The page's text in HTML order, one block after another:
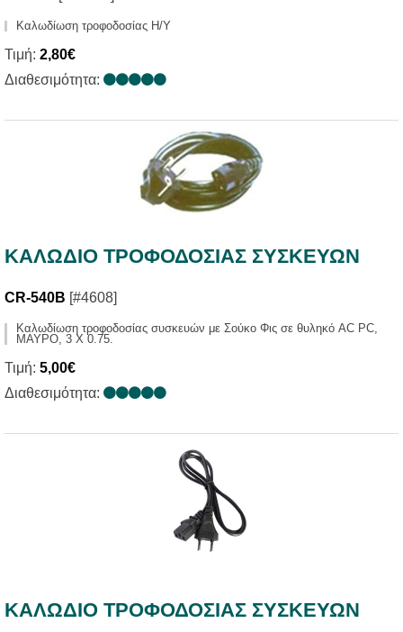
Καλωδίωση τροφοδοσίας Η/Υ
Τιμή: 2,80€
Διαθεσιμότητα:
ΚΑΛΩΔΙΟ ΤΡΟΦΟΔΟΣΙΑΣ ΣΥΣΚΕΥΩΝ
CR-540B [#4608]
Καλωδίωση τροφοδοσίας συσκευών με Σούκο Φις σε θυληκό AC PC,
ΜΑΥΡΟ, 3 X 0.75.
Τιμή: 5,00€
Διαθεσιμότητα:
ΚΑΛΩΔΙΟ ΤΡΟΦΟΔΟΣΙΑΣ ΣΥΣΚΕΥΩΝ